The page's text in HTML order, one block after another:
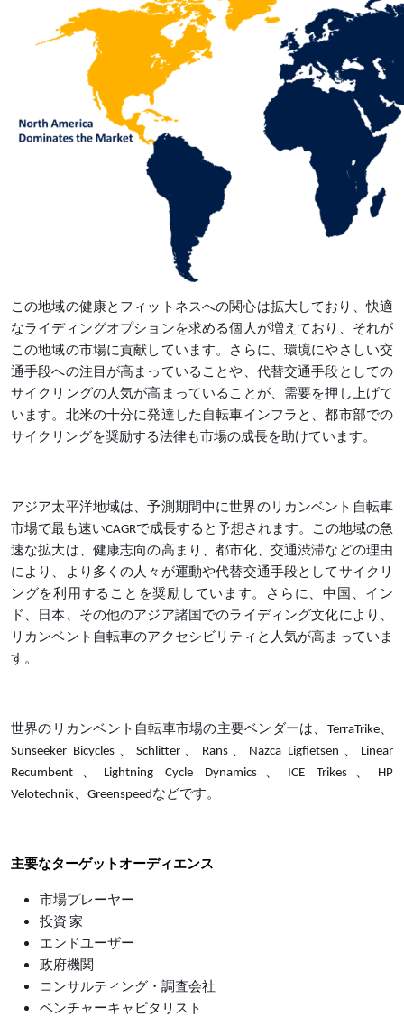
この地域の健康とフィットネスへの関心は拡大しており、快適
なライディングオプションを求める個人が増えており、それが
この地域の市場に貢献しています。さらに、環境にやさしい交
通手段への注目が高まっていることや、代替交通手段としての
サイクリングの人気が高まっていることが、需要を押し上げて
います。北米の十分に発達した自転車インフラと、都市部での
サイクリングを奨励する法律も市場の成長を助けています。
アジア太平洋地域は、予測期間中に世界のリカンベント自転車
市場で最も速いCAGRで成長すると予想されます。この地域の急
速な拡大は、健康志向の高まり、都市化、交通渋滞などの理由
により、より多くの人々が運動や代替交通手段としてサイクリ
ングを利用することを奨励しています。さらに、中国、イン
ド、日本、その他のアジア諸国でのライディング文化により、
リカンベント自転車のアクセシビリティと人気が高まっていま
す。
世界のリカンベント自転車市場の主要ベンダーは、 TerraTrike、
Sunseeker Bicycles、Schlitter、Rans、Nazca Ligfietsen、Linear
Recumbent、Lightning Cycle Dynamics、ICE Trikes、HP
Velotechnik、Greenspeedなどです。
主要なターゲットオーディエンス
市場プレーヤー
投資 家
エンドユーザー
政府機関
コンサルティング・調査会社
ベンチャーキャピタリスト